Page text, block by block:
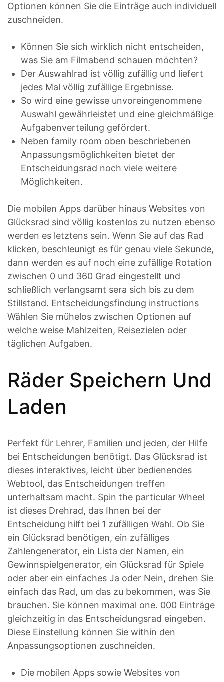
Optionen können Sie die Einträge auch individuell
zuschneiden.
Können Sie sich wirklich nicht entscheiden,
was Sie am Filmabend schauen möchten?
Der Auswahlrad ist völlig zufällig und liefert
jedes Mal völlig zufällige Ergebnisse.
So wird eine gewisse unvoreingenommene
Auswahl gewährleistet und eine gleichmäßige
Aufgabenverteilung gefördert.
Neben family room oben beschriebenen
Anpassungsmöglichkeiten bietet der
Entscheidungsrad noch viele weitere
Möglichkeiten.
Die mobilen Apps darüber hinaus Websites von
Glücksrad sind völlig kostenlos zu nutzen ebenso
werden es letztens sein. Wenn Sie auf das Rad
klicken, beschleunigt es für genau viele Sekunde,
dann werden es auf noch eine zufällige Rotation
zwischen 0 und 360 Grad eingestellt und
schließlich verlangsamt sera sich bis zu dem
Stillstand. Entscheidungsfindung instructions
Wählen Sie mühelos zwischen Optionen auf
welche weise Mahlzeiten, Reisezielen oder
täglichen Aufgaben.
Räder Speichern Und
Laden
Perfekt für Lehrer, Familien und jeden, der Hilfe
bei Entscheidungen benötigt. Das Glücksrad ist
dieses interaktives, leicht über bedienendes
Webtool, das Entscheidungen treffen
unterhaltsam macht. Spin the particular Wheel
ist dieses Drehrad, das Ihnen bei der
Entscheidung hilft bei 1 zufälligen Wahl. Ob Sie
ein Glücksrad benötigen, ein zufälliges
Zahlengenerator, ein Lista der Namen, ein
Gewinnspielgenerator, ein Glücksrad für Spiele
oder aber ein einfaches Ja oder Nein, drehen Sie
einfach das Rad, um das zu bekommen, was Sie
brauchen. Sie können maximal one. 000 Einträge
gleichzeitig in das Entscheidungsrad eingeben.
Diese Einstellung können Sie within den
Anpassungsoptionen zuschneiden.
Die mobilen Apps sowie Websites von